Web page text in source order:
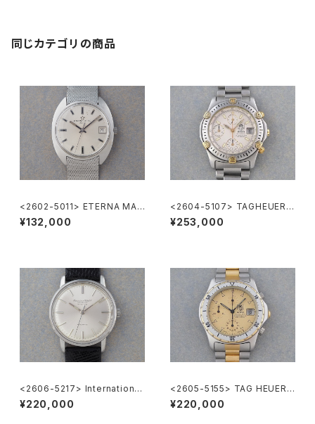
同じカテゴリの商品
<2602-5011> ETERNA MAT
IC 3003
¥132,000
<2604-5107> TAGHEUER S
uper 2000 Chronograph
¥253,000
<2606-5217> International
National Co. "TURLER"
¥220,000
<2605-5155> TAG HEUER 2
000 Chronograph
¥220,000